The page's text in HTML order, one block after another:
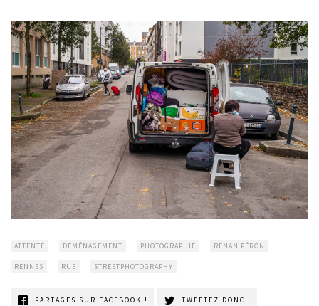
ATTENTE DÉMÉNAGEMENT PHOTOGRAPHIE RENAN PÉRON
RENNES RUE STREETPHOTOGRAPHY
PARTAGES SUR FACEBOOK ! TWEETEZ DONC !